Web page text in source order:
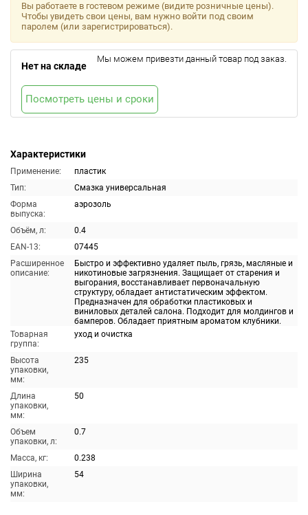
Характеристики
Применение:
пластик
Тип:
Смазка универсальная
Форма
выпуска:
аэрозоль
Объём, л:
0.4
EAN-13:
07445
Расширенное
описание:
Быстро и эффективно удаляет пыль, грязь, масляные и
никотиновые загрязнения. Защищает от старения и
выгорания, восстанавливает первоначальную
структуру, обладает антистатическим эффектом.
Предназначен для обработки пластиковых и
виниловых деталей салона. Подходит для молдингов и
бамперов. Обладает приятным ароматом клубники.
Товарная
группа:
уход и очистка
Высота
упаковки,
мм:
235
Длина
упаковки,
мм:
50
Объем
упаковки, л:
0.7
Масса, кг:
0.238
Ширина
упаковки,
мм:
54
Вы работаете в гостевом режиме (видите розничные цены).
Чтобы увидеть свои цены, вам нужно войти под своим
паролем (или зарегистрироваться).
Нет на складе
Мы можем привезти данный товар под заказ.
Посмотреть цены и сроки